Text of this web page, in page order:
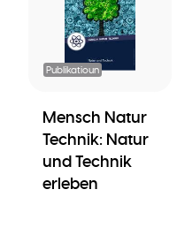
Publikatioun
Mensch Natur
Technik: Natur
und Technik
erleben